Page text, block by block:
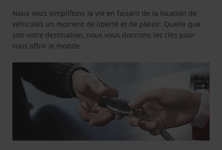
Nous vous simplifions la vie en faisant de la location de
véhicules un moment de liberté et de plaisir. Quelle que
soit votre destination, nous vous donnons les clés pour
vous offrir le monde.